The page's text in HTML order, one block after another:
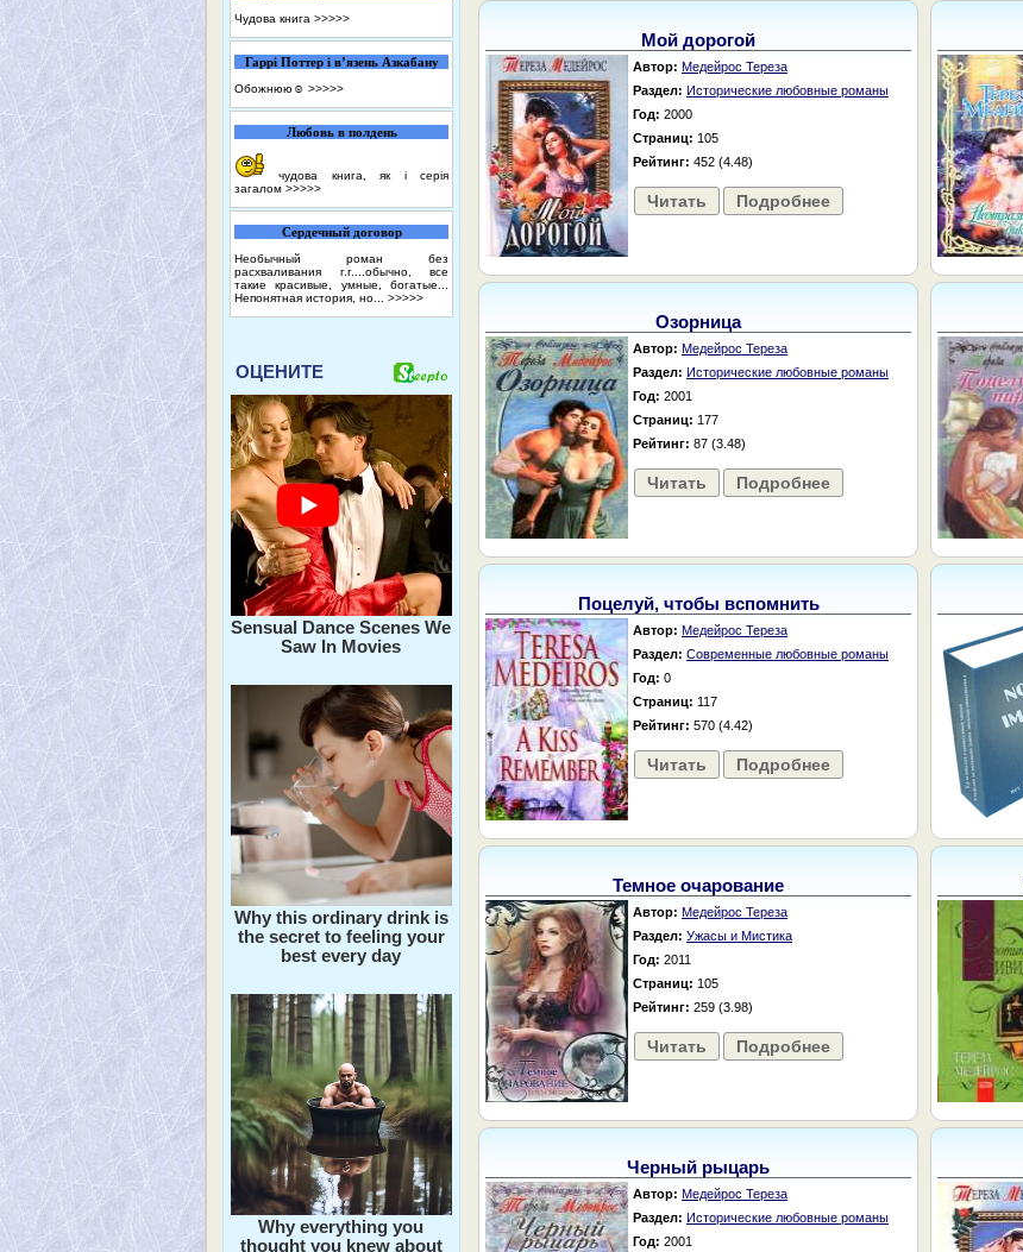
Чудова книга >>>>>
Гаррі Поттер і в’язень Азкабану
Обожнюю☺️ >>>>>
Любовь в полдень
чудова книга, як і серія
загалом >>>>>
Сердечный договор
Необычный роман без
расхваливания г.г....обычно, все
такие красивые, умные, богатые...
Непонятная история, но... >>>>>
ОЦЕНИТЕ
Sensual Dance Scenes We
Saw In Movies
Why this ordinary drink is
the secret to feeling your
best every day
Why everything you
thought you knew about
Мой дорогой
Автор: Медейрос Тереза
Раздел: Исторические любовные романы
Год: 2000
Страниц: 105
Рейтинг: 452 (4.48)
Читать Подробнее
Озорница
Автор: Медейрос Тереза
Раздел: Исторические любовные романы
Год: 2001
Страниц: 177
Рейтинг: 87 (3.48)
Читать Подробнее
Поцелуй, чтобы вспомнить
Автор: Медейрос Тереза
Раздел: Современные любовные романы
Год: 0
Страниц: 117
Рейтинг: 570 (4.42)
Читать Подробнее
Темное очарование
Автор: Медейрос Тереза
Раздел: Ужасы и Мистика
Год: 2011
Страниц: 105
Рейтинг: 259 (3.98)
Читать Подробнее
Черный рыцарь
Автор: Медейрос Тереза
Раздел: Исторические любовные романы
Год: 2001